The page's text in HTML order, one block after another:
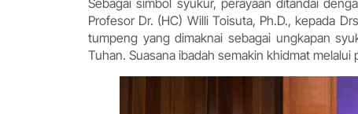
Profesor Dr. (HC) Willi Toisuta, Ph.D., kepada
tumpeng yang dimaknai sebagai ungkapan
Tuhan. Suasana ibadah semakin khidmat melalui